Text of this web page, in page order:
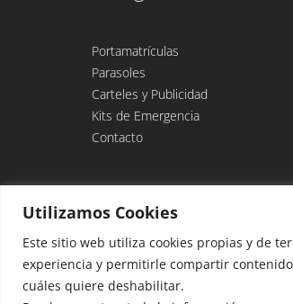
Utilizamos Cookies
Este sitio web utiliza cookies propias y de
experiencia y permitirle compartir
cuáles quiere deshabilitar.
Portamatrículas
Parasoles
Carteles y Publicidad
Kits de Emergencia
Contacto